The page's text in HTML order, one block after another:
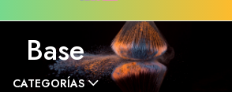
Base
CATEGORÍAS